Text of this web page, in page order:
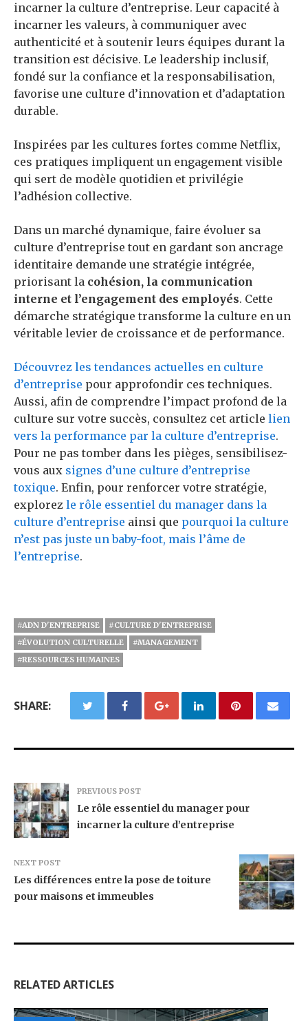
incarner la culture d’entreprise. Leur capacité à
incarner les valeurs, à communiquer avec
authenticité et à soutenir leurs équipes durant la
transition est décisive. Le leadership inclusif,
fondé sur la confiance et la responsabilisation,
favorise une culture d’innovation et d’adaptation
durable.
Inspirées par les cultures fortes comme Netflix,
ces pratiques impliquent un engagement visible
qui sert de modèle quotidien et privilégie
l’adhésion collective.
Dans un marché dynamique, faire évoluer sa
culture d’entreprise tout en gardant son ancrage
identitaire demande une stratégie intégrée,
priorisant la cohésion, la communication
interne et l’engagement des employés. Cette
démarche stratégique transforme la culture en un
véritable levier de croissance et de performance.
Découvrez les tendances actuelles en culture
d’entreprise pour approfondir ces techniques.
Aussi, afin de comprendre l’impact profond de la
culture sur votre succès, consultez cet article lien
vers la performance par la culture d’entreprise.
Pour ne pas tomber dans les pièges, sensibilisez-
vous aux signes d’une culture d’entreprise
toxique. Enfin, pour renforcer votre stratégie,
explorez le rôle essentiel du manager dans la
culture d’entreprise ainsi que pourquoi la culture
n’est pas juste un baby-foot, mais l’âme de
l’entreprise.
#ADN D'ENTREPRISE
#CULTURE D'ENTREPRISE
#ÉVOLUTION CULTURELLE
#MANAGEMENT
#RESSOURCES HUMAINES
SHARE:
PREVIOUS POST
Le rôle essentiel du manager pour
incarner la culture d’entreprise
NEXT POST
Les différences entre la pose de toiture
pour maisons et immeubles
RELATED ARTICLES